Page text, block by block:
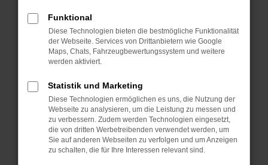
schöpfen“. Hinzu kommt, dass wir für
dich die Lieferung direkt nach Nürnberg
oder einen anderen Ort, irgendwo in
Deutschland, übernehmen. Wir lassen
bei VW Gebrauchtwagen Argumente
sprechen und überzeugen durch
Qualität. All unsere Fahrzeuge für deine
Mobilität in Nürnberg stammen aus
erster Hand und hatten entsprechend
nur einen Vorbesitzer. Es handelt sich
Funktional
Diese Technologien bieten die bestmögliche Funktionalität
der Webseite. Services von Drittanbietern wie Google
Maps, Chats, Fahrzeugbewertungssystem und weitere
werden aktiviert.
Statistik und Marketing
Diese Technologien ermöglichen es uns, die Nutzung der
Webseite zu analysieren, um die Leistung zu messen und
zu verbessern. Zudem werden Technologien eingesetzt,
die von dritten Werbetreibenden verwendet werden, um
Sie auf anderen Webseiten zu verfolgen und um Anzeigen
zu schalten, die für Ihre Interessen relevant sind.